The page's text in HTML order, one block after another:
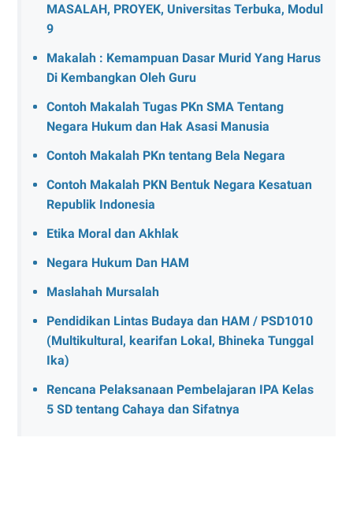
MASALAH, PROYEK, Universitas Terbuka, Modul
9
Makalah : Kemampuan Dasar Murid Yang Harus
Di Kembangkan Oleh Guru
Contoh Makalah Tugas PKn SMA Tentang
Negara Hukum dan Hak Asasi Manusia
Contoh Makalah PKn tentang Bela Negara
Contoh Makalah PKN Bentuk Negara Kesatuan
Republik Indonesia
Etika Moral dan Akhlak
Negara Hukum Dan HAM
Maslahah Mursalah
Pendidikan Lintas Budaya dan HAM / PSD1010
(Multikultural, kearifan Lokal, Bhineka Tunggal
Ika)
Rencana Pelaksanaan Pembelajaran IPA Kelas
5 SD tentang Cahaya dan Sifatnya